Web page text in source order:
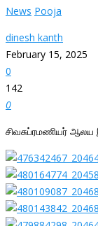
News Pooja
dinesh kanth
February 15, 2025
0
142
0
சிவசுப்ரமணியர்